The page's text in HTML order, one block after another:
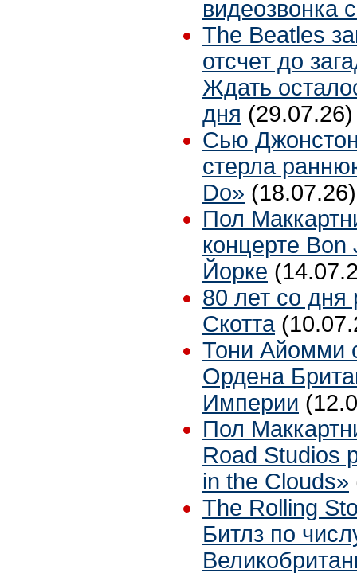
видеозвонка
The Beatles
отсчет до
Ждать
дня (29.07.26)
Сью
стерла
Do» (18.07.26)
Пол
концерте
Йорке
80 лет со
Скотта
Тони Айомми
Ордена
Империи
Пол
Road Studios
in the Clouds»
The Rolling
Битлз по